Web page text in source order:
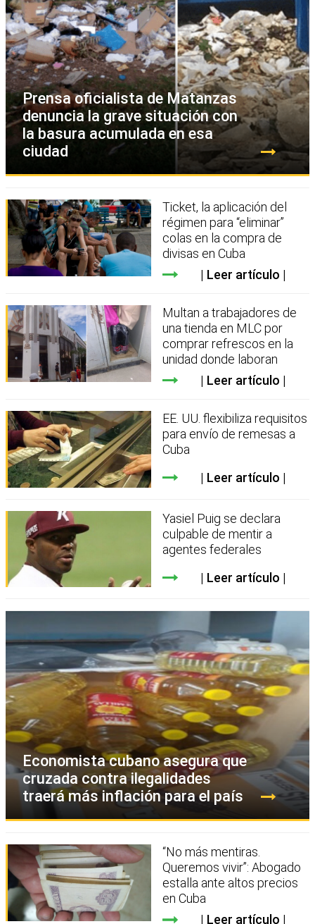
Prensa oficialista de Matanzas
denuncia la grave situación con
la basura acumulada en esa
ciudad
Ticket, la aplicación del
régimen para “eliminar”
colas en la compra de
divisas en Cuba
Leer artículo
Multan a trabajadores de
una tienda en MLC por
comprar refrescos en la
unidad donde laboran
Leer artículo
EE. UU. flexibiliza requisitos
para envío de remesas a
Cuba
Leer artículo
Yasiel Puig se declara
culpable de mentir a
agentes federales
Leer artículo
Economista cubano asegura que
cruzada contra ilegalidades
traerá más inflación para el país
“No más mentiras.
Queremos vivir”: Abogado
estalla ante altos precios
en Cuba
Leer artículo